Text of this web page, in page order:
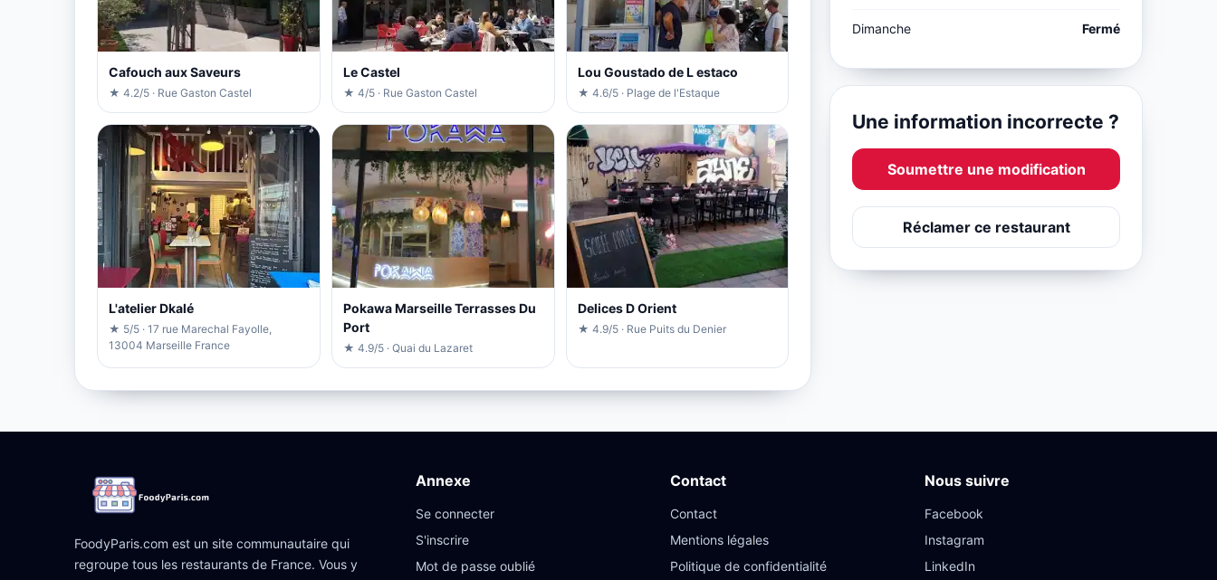
Cafouch aux Saveurs
★ 4.2/5 · Rue Gaston Castel
Le Castel
★ 4/5 · Rue Gaston Castel
Lou Goustado de L estaco
★ 4.6/5 · Plage de l'Estaque
L'atelier Dkalé
★ 5/5 · 17 rue Marechal Fayolle,
13004 Marseille France
Pokawa Marseille Terrasses Du
Port
★ 4.9/5 · Quai du Lazaret
Delices D Orient
★ 4.9/5 · Rue Puits du Denier
Dimanche Fermé
Une information incorrecte ?
Soumettre une modification
Réclamer ce restaurant
FoodyParis.com est un site communautaire qui
regroupe tous les restaurants de France. Vous y
Annexe
Se connecter
S'inscrire
Mot de passe oublié
Contact
Contact
Mentions légales
Politique de confidentialité
Nous suivre
Facebook
Instagram
LinkedIn